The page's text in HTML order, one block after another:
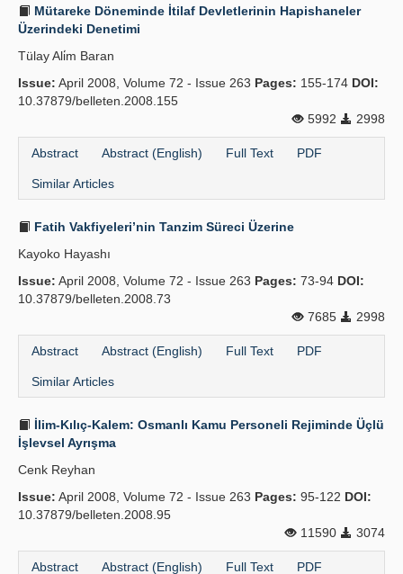
Mütareke Döneminde İtilaf Devletlerinin Hapishaneler
Üzerindeki Denetimi
Tülay Ali̇m Baran
Issue: April 2008, Volume 72 - Issue 263 Pages: 155-174 DOI:
10.37879/belleten.2008.155
5992
2998
Abstract Abstract (English) Full Text PDF
Similar Articles
Fatih Vakfiyeleri’nin Tanzim Süreci Üzerine
Kayoko Hayashı
Issue: April 2008, Volume 72 - Issue 263 Pages: 73-94 DOI:
10.37879/belleten.2008.73
7685
2998
Abstract Abstract (English) Full Text PDF
Similar Articles
İlim-Kılıç-Kalem: Osmanlı Kamu Personeli Rejiminde Üçlü
İşlevsel Ayrışma
Cenk Reyhan
Issue: April 2008, Volume 72 - Issue 263 Pages: 95-122 DOI:
10.37879/belleten.2008.95
11590
3074
Abstract Abstract (English) Full Text PDF